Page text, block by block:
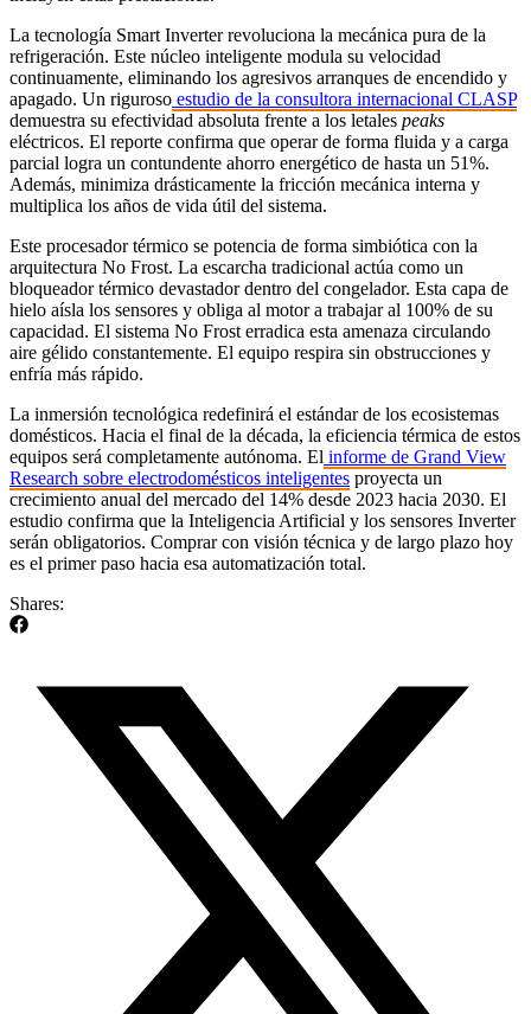
La tecnología Smart Inverter revoluciona la mecánica pura de la
refrigeración. Este núcleo inteligente modula su velocidad
continuamente, eliminando los agresivos arranques de encendido y
apagado. Un riguroso estudio de la consultora internacional CLASP
demuestra su efectividad absoluta frente a los letales peaks
eléctricos. El reporte confirma que operar de forma fluida y a carga
parcial logra un contundente ahorro energético de hasta un 51%.
Además, minimiza drásticamente la fricción mecánica interna y
multiplica los años de vida útil del sistema.
Este procesador térmico se potencia de forma simbiótica con la
arquitectura No Frost. La escarcha tradicional actúa como un
bloqueador térmico devastador dentro del congelador. Esta capa de
hielo aísla los sensores y obliga al motor a trabajar al 100% de su
capacidad. El sistema No Frost erradica esta amenaza circulando
aire gélido constantemente. El equipo respira sin obstrucciones y
enfría más rápido.
La inmersión tecnológica redefinirá el estándar de los ecosistemas
domésticos. Hacia el final de la década, la eficiencia térmica de estos
equipos será completamente autónoma. El informe de Grand View
Research sobre electrodomésticos inteligentes proyecta un
crecimiento anual del mercado del 14% desde 2023 hacia 2030. El
estudio confirma que la Inteligencia Artificial y los sensores Inverter
serán obligatorios. Comprar con visión técnica y de largo plazo hoy
es el primer paso hacia esa automatización total.
Shares: